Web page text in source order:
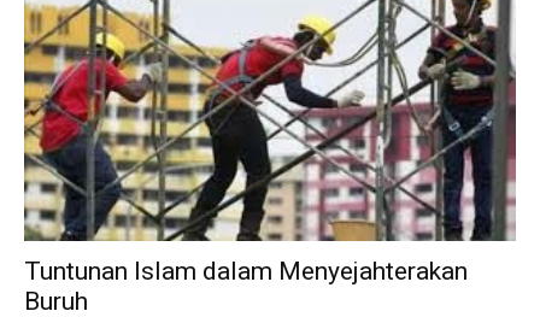
Tuntunan Islam dalam Menyejahterakan
Buruh